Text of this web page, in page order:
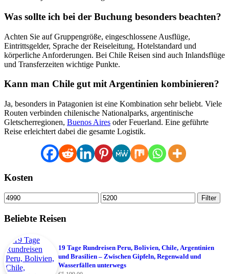
Was sollte ich bei der Buchung besonders beachten?
Achten Sie auf Gruppengröße, eingeschlossene Ausflüge,
Eintrittsgelder, Sprache der Reiseleitung, Hotelstandard und
körperliche Anforderungen. Bei Chile Reisen sind auch Inlandsflüge
und Transferzeiten wichtige Punkte.
Kann man Chile gut mit Argentinien kombinieren?
Ja, besonders in Patagonien ist eine Kombination sehr beliebt. Viele
Routen verbinden chilenische Nationalparks, argentinische
Gletscherregionen, Buenos Aires oder Feuerland. Eine geführte
Reise erleichtert dabei die gesamte Logistik.
Kosten
Min.
Preis
Max.
Preis
Filter
Beliebte Reisen
19 Tage Rundreisen Peru, Bolivien, Chile, Argentinien
und Brasilien – Zwischen Gipfeln, Regenwald und
Wasserfällen unterwegs